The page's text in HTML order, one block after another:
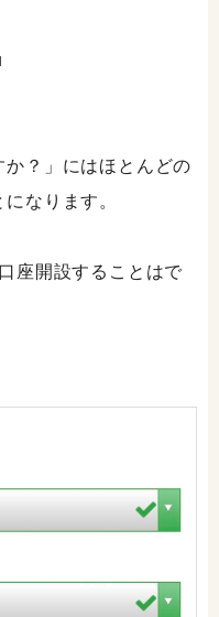
か？」にはほとんどの
なります。
座開設することはで